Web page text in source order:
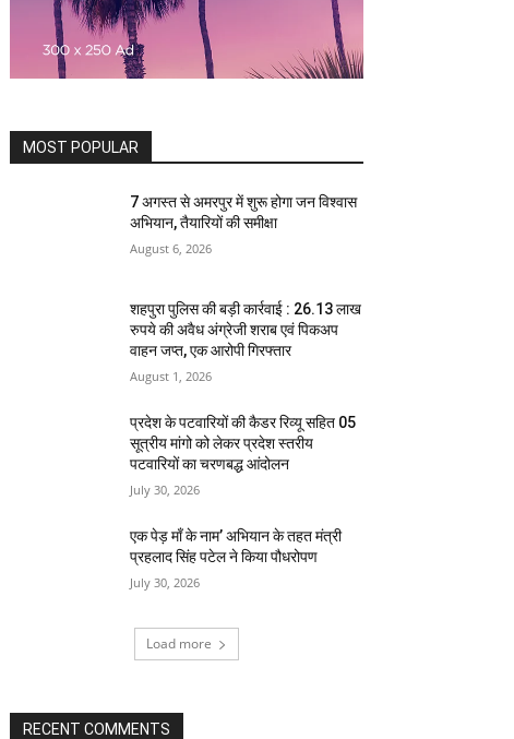
MOST POPULAR
7 अगस्त से अमरपुर में शुरू होगा जन विश्वास
अभियान, तैयारियों की समीक्षा
August 6, 2026
शहपुरा पुलिस की बड़ी कार्रवाई : 26.13 लाख
रुपये की अवैध अंग्रेजी शराब एवं पिकअप
वाहन जप्त, एक आरोपी गिरफ्तार
August 1, 2026
प्रदेश के पटवारियों की कैडर रिव्यू सहित 05
सूत्रीय मांगो को लेकर प्रदेश स्तरीय
पटवारियों का चरणबद्ध आंदोलन
July 30, 2026
एक पेड़ माँ के नाम’ अभियान के तहत मंत्री
प्रहलाद सिंह पटेल ने किया पौधरोपण
July 30, 2026
Load more
RECENT COMMENTS